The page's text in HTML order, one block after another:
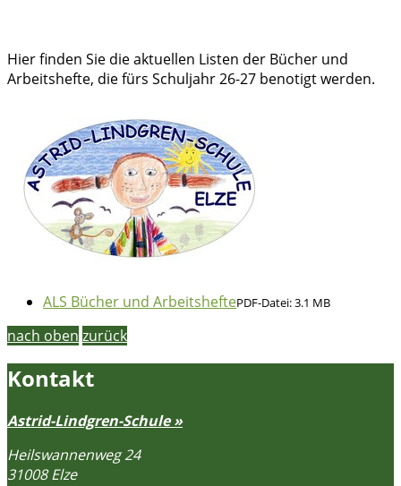
Hier finden Sie die aktuellen Listen der Bücher und
Arbeitshefte, die fürs Schuljahr 26-27 benotigt werden.
ALS Bücher und ArbeitsheftePDF-Datei:3.1 MB
nach oben zurück
Kontakt
Astrid-Lindgren-Schule »
Heilswannenweg 24
31008 Elze